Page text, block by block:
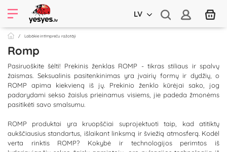
LV
Labākie intīmpreču ražotāji
Romp
Pasiruoškite šėlti! Prekinis ženklas ROMP - tikras stiliaus ir spalvų
žaismas. Seksualinis pasitenkinimas yra įvairių formų ir dydžių, o
ROMP apima kiekvieną iš jų. Prekinio ženklo kūrėjai sako, jog
padarydami sekso žaislus prieinamus visiems, jie padeda žmonėms
pasitikėti savo smalsumu.
ROMP produktai yra kruopščiai suprojektuoti taip, kad atitiktų
aukščiausius standartus, išlaikant linksmą ir šviežią atmosferą. Kodėl
verta rinktis ROMP? Kokybė ir technologijos perimtos iš